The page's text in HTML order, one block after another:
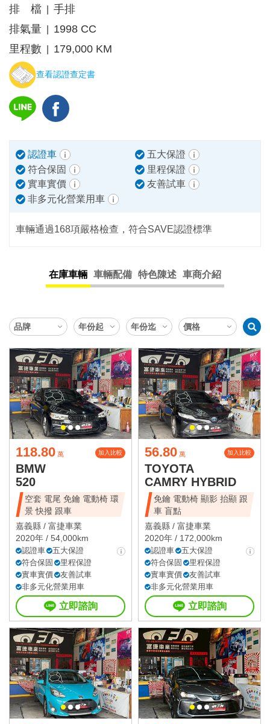
排 檔
手排
排氣量
1998 CC
里程數
179,000 KM
查看認證查定書
認證車
五大保證
符合保固
里程保證
實車實價
友善試車
非多元化營業用車
車輛通過168項嚴格檢查，符合SAVE認證標準
在庫車輛 車輛配備 特色陳述 車商介紹
118.80 萬 加入比較
BMW
520
空套 電尾 免鑰 電動椅 環
景 快撥 跟車
嘉義縣 / 富捷車業
2020年 / 54,000km
認證車
五大保證
符合保固
里程保證
實車實價
友善試車
非多元化營業用車
立即諮詢
56.80 萬 加入比較
TOYOTA
CAMRY HYBRID
免鑰 電動椅 顯影 抬顯 跟
車 盲點
嘉義縣 / 富捷車業
2020年 / 172,000km
認證車
五大保證
符合保固
里程保證
實車實價
友善試車
非多元化營業用車
立即諮詢